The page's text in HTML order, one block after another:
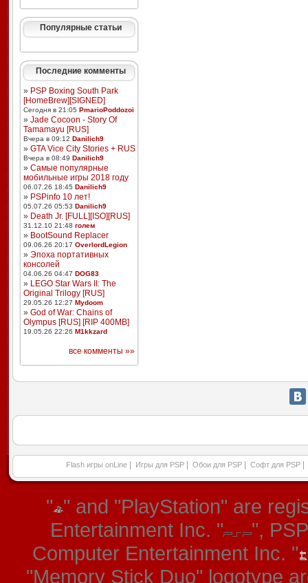
Популярные статьи
Последние комменты
» PSP Boxing South Park
[HomeBrew][SIGNED]
Сегодня в 21:05 PmarioPoddozoi
» Jade Cocoon - Story Of
Tamamayu [RUS]
Вчера в 09:12 Danilich9
» GTA Vice City Stories + RUS
Вчера в 08:49 Danilich9
» Самые популярные
мобильные игры 2018 году
06.07.26 18:45 Danilich9
» PSPinfo 10 лет!
05.07.26 05:53 Danilich9
» Death Jr. [FULL][ISO][RUS]
31.12.10 21:48 голем
» BootSound Replacer
09.06.26 20:17 OverlordLegion
» Эпоха портативных
консолей
04.06.26 04:47 DOG83
» LEGO Star Wars II: The
Original Trilogy [RUS]
29.05.26 12:27 Mydoom
» God of War: Chains of
Olympus [RUS] [RIP 400MB]
19.05.26 22:26 M1kkzard
все комменты »»
Flash игры onLine Игры для PSP Обои для PSP Софт для PSP
" " and "PlayStation" are
Entertainment Inc. "
",
Computer Entertainment Inc. "
"Memory Stick Duo" logotype